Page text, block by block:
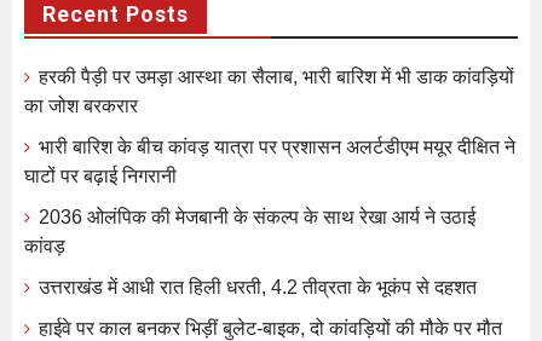
Recent Posts
हरकी पैड़ी पर उमड़ा आस्था का सैलाब, भारी बारिश में भी डाक कांवड़ियों
का जोश बरकरार
भारी बारिश के बीच कांवड़ यात्रा पर प्रशासन अलर्टडीएम मयूर दीक्षित ने
घाटों पर बढ़ाई निगरानी
2036 ओलंपिक की मेजबानी के संकल्प के साथ रेखा आर्य ने उठाई
कांवड़
उत्तराखंड में आधी रात हिली धरती, 4.2 तीव्रता के भूकंप से दहशत
हाईवे पर काल बनकर भिड़ीं बुलेट-बाइक, दो कांवड़ियों की मौके पर मौत